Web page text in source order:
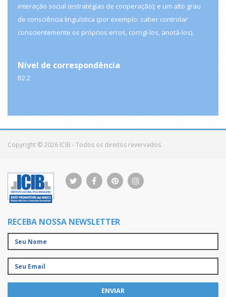
interação social (estratégias de cooperação); e um alto grau
de consciência linguística (por exemplo: saber controlar
conscientemente os próprios erros, corrigí-los, anotá-los).
Nível de correspondência
B2.2
Copyright © 2026 ICIB - Todos os direitos revervados
RECEBA NOSSA NEWSLETTER
ENVIAR